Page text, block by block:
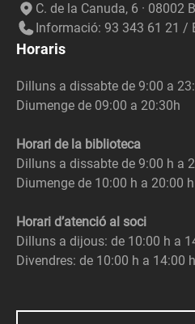
C. de la Canuda, 6 · 08002
Informació: 93 343 61 21 /
Horaris
Dilluns a dissabte de 9:00 a
Diumenge de 09:00 a 20:30h
Horari de la biblioteca
Dilluns a dissabte de 9:00 h a
Diumenge de 10:00 h a 20:00 h
Horari d’atenció al soci
Dilluns a dijous: de 10:00 h a
Divendres: de 10:00 h a 14:00 h